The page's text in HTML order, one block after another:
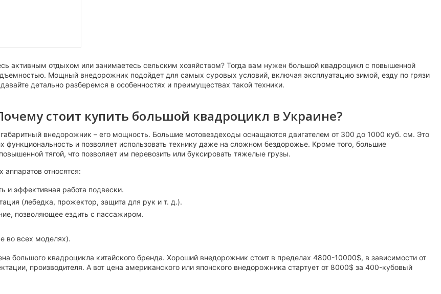
активным отдыхом или занимаетесь сельским хозяйством? Тогда вам нужен большой квадроцикл с повышенной
Мощный внедорожник подойдет для самых суровых условий, включая эксплуатацию зимой, езду по грязи
детально разберемся в особенностях и преимуществах такой техники.
стоит купить большой квадроцикл в Украине?
внедорожник – его мощность. Большие мотовездеходы оснащаются двигателем от 300 до 1000 куб. см. Это
функциональность и позволяет использовать технику даже на сложном бездорожье. Кроме того, большие
тягой, что позволяет им перевозить или буксировать тяжелые грузы.
относятся:
и эффективная работа подвески.
(лебедка, прожектор, защита для рук и т. д.).
позволяющее ездить с пассажиром.
во всех моделях).
большого квадроцикла китайского бренда. Хороший внедорожник стоит в пределах 4800-10000$, в зависимости от
производителя. А вот цена американского или японского внедорожника стартует от 8000$ за 400-кубовый